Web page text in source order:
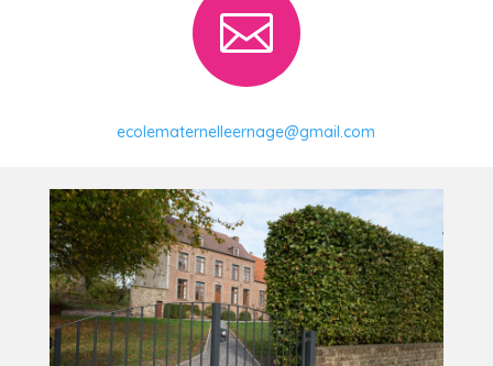

ecolematernelleernage@gmail.com